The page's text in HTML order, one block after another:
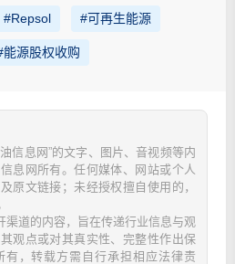
#Repsol #可再生能源
能源股权收购
信息网”的文字、图片、音视频等内
息网所有。任何媒体、网站或个人
原文链接；未经授权擅自使用的，
渠道的内容，旨在传递行业信息与观
观点或对其真实性、完整性作出保
，转载方需自行承担相应法律责